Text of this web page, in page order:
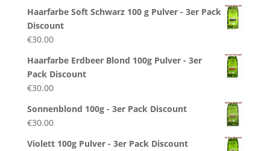
Haarfarbe Soft Schwarz 100 g Pulver - 3er Pack
Discount
€30.00
Haarfarbe Erdbeer Blond 100g Pulver - 3er
Pack Discount
€30.00
Sonnenblond 100g - 3er Pack Discount
€30.00
Violett 100g Pulver - 3er Pack Discount